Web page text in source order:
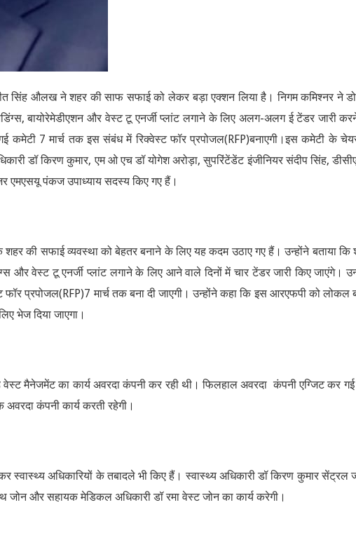
सिंह औलख ने शहर की साफ सफाई को लेकर बड़ा एक्शन लिया है। निगम कमिश्नर ने
बायोरेमेडीएशन और वेस्ट टू एनर्जी प्लांट लगाने के लिए अलग-अलग ई टेंडर जारी
कमेटी 7 मार्च तक इस संबंध में रिक्वेस्ट फॉर प्रपोजल(RFP)बनाएगी।इस कमेटी के
डॉ किरण कुमार, एम ओ एच डॉ योगेश अरोड़ा, सुपरिंटेंडेंट इंजीनियर संदीप सिंह,
एमएसयू पंकज उपाध्याय सदस्य किए गए हैं।
की सफाई व्यवस्था को बेहतर बनाने के लिए यह कदम उठाए गए हैं। उन्होंने बताया कि
और वेस्ट टू एनर्जी प्लांट लगाने के लिए आने वाले दिनों में चार टेंडर जारी किए जाएंगे।
फॉर प्रपोजल(RFP)7 मार्च तक बना दी जाएगी। उन्होंने कहा कि इस आरएफपी को लोकल
भेज दिया जाएगा।
मैनेजमेंट का कार्य अवरदा कंपनी कर रही थी। फिलहाल अवरदा कंपनी एग्जिट कर गई
कंपनी कार्य करती रहेगी।
स्वास्थ्य अधिकारियों के तबादले भी किए हैं। स्वास्थ्य अधिकारी डॉ किरण कुमार सेंट्रल
जोन और सहायक मेडिकल अधिकारी डॉ रमा वेस्ट जोन का कार्य करेगी।